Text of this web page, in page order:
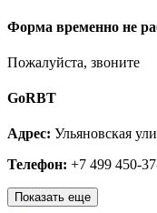
Луховицы
Люберцы
Малаховка
Можайск
Москва и МО
Наро-Фоминск
Ногинск
Одинцово
Ожерелье
Форма временно не
Пожалуйста, звоните
GoRBT
Адрес: Ульяновская
Телефон: +7 499 450-
Показать еще